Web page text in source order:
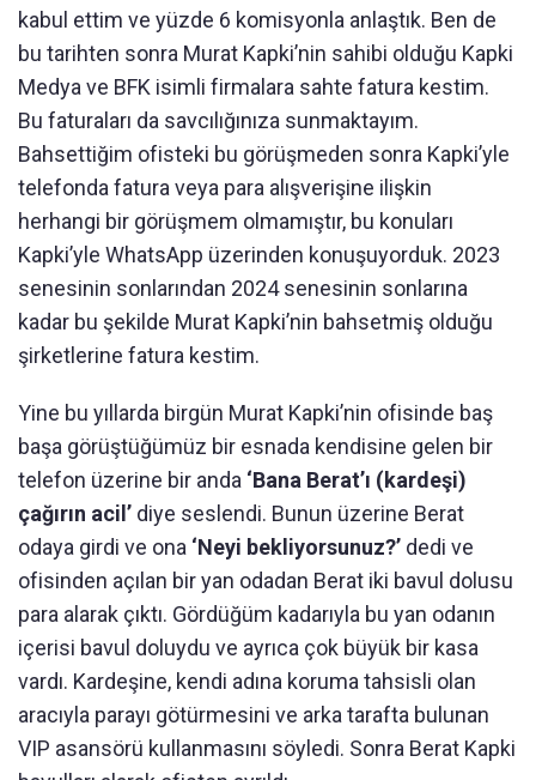
kabul ettim ve yüzde 6 komisyonla anlaştık. Ben de
bu tarihten sonra Murat Kapki’nin sahibi olduğu Kapki
Medya ve BFK isimli firmalara sahte fatura kestim.
Bu faturaları da savcılığınıza sunmaktayım.
Bahsettiğim ofisteki bu görüşmeden sonra Kapki’yle
telefonda fatura veya para alışverişine ilişkin
herhangi bir görüşmem olmamıştır, bu konuları
Kapki’yle WhatsApp üzerinden konuşuyorduk. 2023
senesinin sonlarından 2024 senesinin sonlarına
kadar bu şekilde Murat Kapki’nin bahsetmiş olduğu
şirketlerine fatura kestim.
Yine bu yıllarda birgün Murat Kapki’nin ofisinde baş
başa görüştüğümüz bir esnada kendisine gelen bir
telefon üzerine bir anda ‘Bana Berat’ı (kardeşi)
çağırın acil’ diye seslendi. Bunun üzerine Berat
odaya girdi ve ona ‘Neyi bekliyorsunuz?’ dedi ve
ofisinden açılan bir yan odadan Berat iki bavul dolusu
para alarak çıktı. Gördüğüm kadarıyla bu yan odanın
içerisi bavul doluydu ve ayrıca çok büyük bir kasa
vardı. Kardeşine, kendi adına koruma tahsisli olan
aracıyla parayı götürmesini ve arka tarafta bulunan
VIP asansörü kullanmasını söyledi. Sonra Berat Kapki